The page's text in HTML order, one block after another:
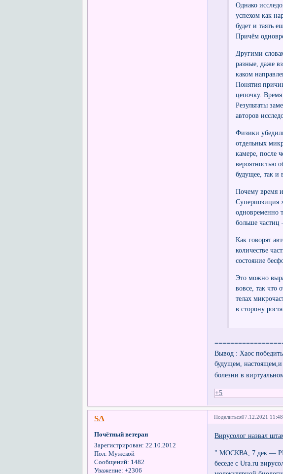
Однако
успехом как
будет и таять
Причём
Другими
разные, даже
каком
Понятия
цепочку. Время
Результаты
авторов
Физики
отдельных
камере, после
вероятностью
будущее, так и
Почему время
Суперпозиция
одновременно
больше частиц
Как говорят
количестве
состояние
Это можно
вовсе, так что
телах
в сторону
Вывод : Хаос
будущем,
болезни в
+5
Поделиться07.12.2021 11:48
SA
Почётный ветеран
Зарегистрирован: 22.10.2012
Пол: Мужской
Сообщений: 1482
Уважение: +2306
Вирусолог назвал
" МОСКВА, 7 дек —
беседе с Ura.ru